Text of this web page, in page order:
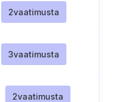
2vaatimusta
3vaatimusta
2vaatimusta